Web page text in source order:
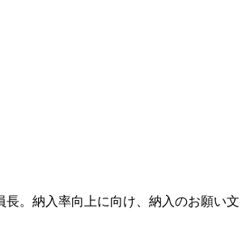
長。納入率向上に向け、納入のお願い文